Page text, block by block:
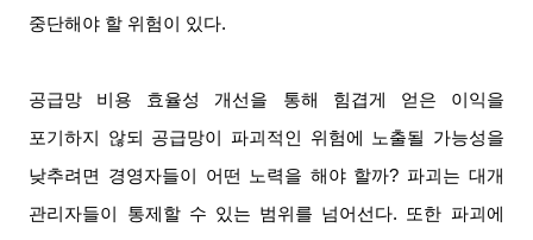
중단해야 할 위험이 있다.
공급망 비용 효율성 개선을 통해 힘겹게 얻은 이익을
포기하지 않되 공급망이 파괴적인 위험에 노출될 가능성을
낮추려면 경영자들이 어떤 노력을 해야 할까? 파괴는 대개
관리자들이 통제할 수 있는 범위를 넘어선다. 또한 파괴에